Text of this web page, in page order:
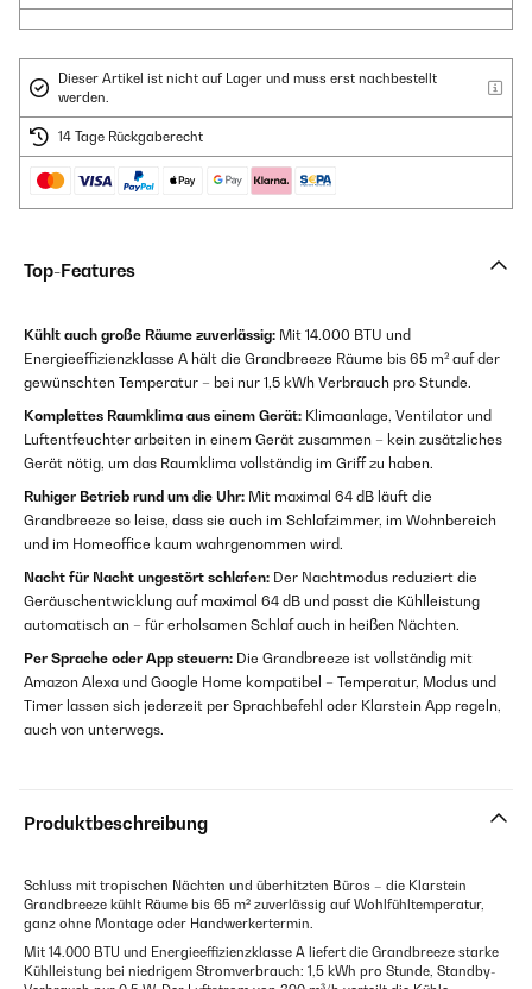
Dieser Artikel ist nicht auf Lager und muss erst nachbestellt
werden.
14 Tage Rückgaberecht
Top-Features
Kühlt auch große Räume zuverlässig: Mit 14.000 BTU und
Energieeffizienzklasse A hält die Grandbreeze Räume bis 65 m² auf der
gewünschten Temperatur – bei nur 1,5 kWh Verbrauch pro Stunde.
Komplettes Raumklima aus einem Gerät: Klimaanlage, Ventilator und
Luftentfeuchter arbeiten in einem Gerät zusammen – kein zusätzliches
Gerät nötig, um das Raumklima vollständig im Griff zu haben.
Ruhiger Betrieb rund um die Uhr: Mit maximal 64 dB läuft die
Grandbreeze so leise, dass sie auch im Schlafzimmer, im Wohnbereich
und im Homeoffice kaum wahrgenommen wird.
Nacht für Nacht ungestört schlafen: Der Nachtmodus reduziert die
Geräuschentwicklung auf maximal 64 dB und passt die Kühlleistung
automatisch an – für erholsamen Schlaf auch in heißen Nächten.
Per Sprache oder App steuern: Die Grandbreeze ist vollständig mit
Amazon Alexa und Google Home kompatibel – Temperatur, Modus und
Timer lassen sich jederzeit per Sprachbefehl oder Klarstein App regeln,
auch von unterwegs.
Produktbeschreibung
Schluss mit tropischen Nächten und überhitzten Büros – die Klarstein
Grandbreeze kühlt Räume bis 65 m² zuverlässig auf Wohlfühltemperatur,
ganz ohne Montage oder Handwerkertermin.
Mit 14.000 BTU und Energieeffizienzklasse A liefert die Grandbreeze starke
Kühlleistung bei niedrigem Stromverbrauch: 1,5 kWh pro Stunde, Standby-